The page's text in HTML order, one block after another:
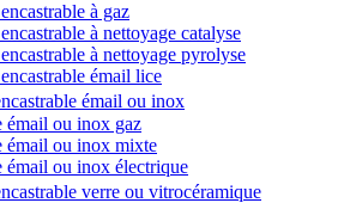
à gaz
à nettoyage catalyse
à nettoyage pyrolyse
émail lice
émail ou inox
émail ou inox gaz
émail ou inox mixte
émail ou inox électrique
verre ou vitrocéramique